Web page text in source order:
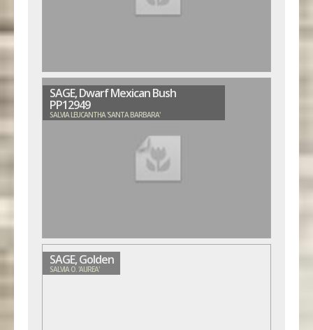
SAGE, Dwarf Mexican Bush
PP12949
SALVIA LEUCANTHA 'SANTA BARBARA'
SAGE, Golden
SALVIA O. 'AUREA'